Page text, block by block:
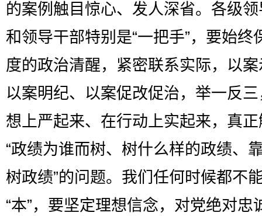
的案例触目惊心、发人深省。各级
和领导干部特别是“一把手”，要始终
度的政治清醒，紧密联系实际，以
以案明纪、以案促改促治，举一反
想上严起来、在行动上实起来，真
“政绩为谁而树、树什么样的政绩、
树政绩”的问题。我们任何时候都不
“本”，要坚定理想信念，对党绝对忠